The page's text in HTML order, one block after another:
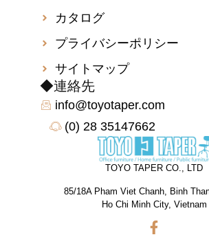
TOYO TAPER CO., LTD
85/18A Pham Viet Chanh, Binh
Ho Chi Minh City, Vietnam
カタログ
プライバシーポリシー
サイトマップ
◆連絡先
info@toyotaper.com
(0) 28 35147662